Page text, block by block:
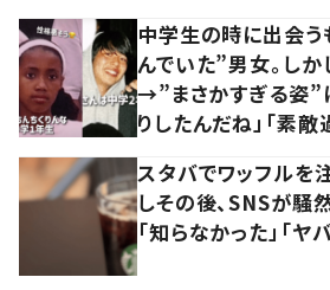
中学生の時に出会
んでいた”男女。し
→”まさかすぎる姿”
りしたんだね」「素敵
スタバでワッフルを
しその後、SNSが騒
「知らなかった」「ヤ